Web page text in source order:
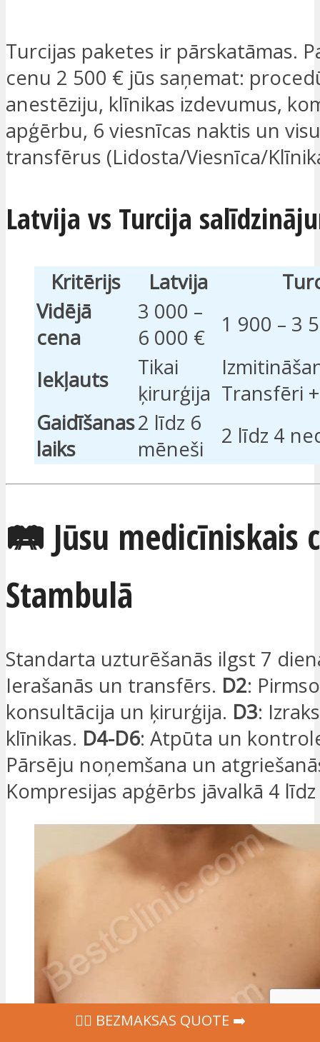
Turcijas paketes ir pārskatāmas.
cenu 2 500 € jūs saņemat:
anestēziju, klīnikas izdevumus,
apģērbu, 6 viesnīcas naktis un
transfērus (Lidosta/Viesnīca/
Latvija vs Turcija
Kritērijs Latvija
Vidējā
cena
3 000 –
6 000 €
1 900 – 3
Iekļauts
Tikai
ķirurģija Transfēri
Gaidīšanas
laiks
2 līdz 6
mēneši
2 līdz 4
🛤️ Jūsu medicīniskais
Stambulā
Standarta uzturēšanās ilgst 7
Ierašanās un transfērs. D2:
konsultācija un ķirurģija. D3:
klīnikas. D4-D6: Atpūta un
Pārsēju noņemšana un
Kompresijas apģērbs jāvalkā 4
‍👩‍⚕ BEZMAKSAS QUOTE ➡️